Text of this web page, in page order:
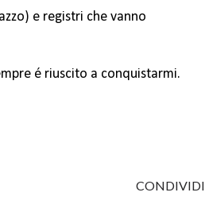
e registri che vanno
é riuscito a conquistarmi.
CONDIVIDI